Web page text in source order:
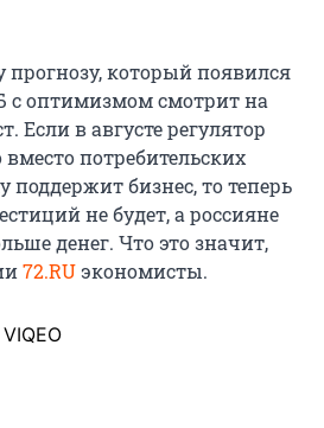
прогнозу, который появился
с оптимизмом смотрит на
Если в августе регулятор
потребительских
поддержит бизнес, то теперь
не будет, а россияне
денег. Что это значит,
72.RUэкономисты.